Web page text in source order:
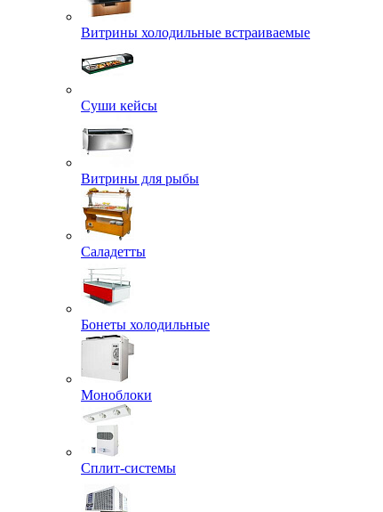
Витрины холодильные встраиваемые
Суши кейсы
Витрины для рыбы
Саладетты
Бонеты холодильные
Моноблоки
Сплит-системы